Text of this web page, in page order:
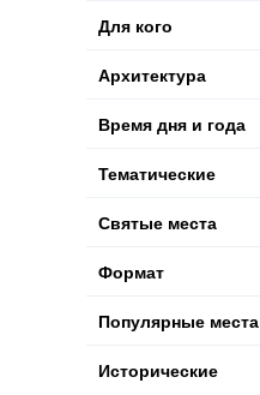
Для кого
Архитектура
Время дня и года
Тематические
Святые места
Формат
Популярные места
Исторические